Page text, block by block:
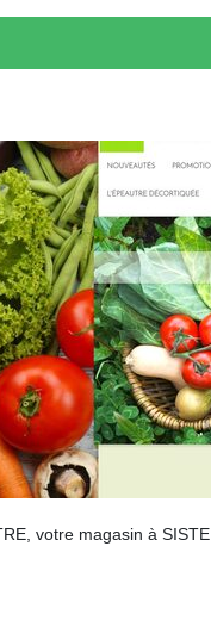
votre magasin à